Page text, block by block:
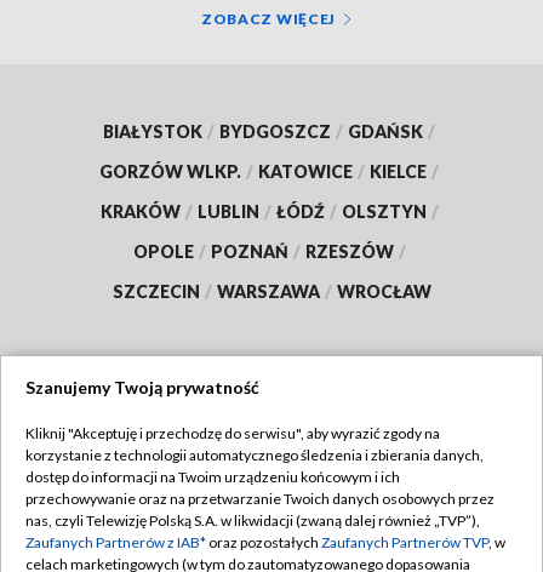
ZOBACZ WIĘCEJ
BIAŁYSTOK / BYDGOSZCZ / GDAŃSK /
GORZÓW WLKP. / KATOWICE / KIELCE /
KRAKÓW / LUBLIN / ŁÓDŹ / OLSZTYN /
OPOLE / POZNAŃ / RZESZÓW /
SZCZECIN / WARSZAWA / WROCŁAW
TVP
Abonament TVP
Emisja w TVP
Regulamin TVP
Polityka prywatności
Szanujemy Twoją prywatność
Kliknij "Akceptuję i przechodzę do serwisu", aby wyrazić zgody na
korzystanie z technologii automatycznego śledzenia i zbierania danych,
dostęp do informacji na Twoim urządzeniu końcowym i ich
przechowywanie oraz na przetwarzanie Twoich danych osobowych przez
nas, czyli Telewizję Polską S.A. w likwidacji (zwaną dalej również „TVP”),
Zaufanych Partnerów z IAB* oraz pozostałych Zaufanych Partnerów TVP, w
celach marketingowych (w tym do zautomatyzowanego dopasowania